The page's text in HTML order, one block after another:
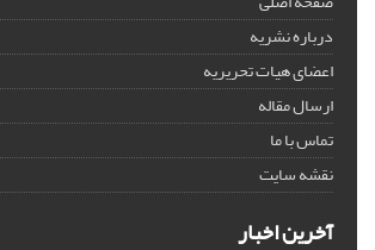
درباره نشریه
اعضای هیات تحریریه
ارسال مقاله
تماس با ما
نقشه سایت
آخرین اخبار